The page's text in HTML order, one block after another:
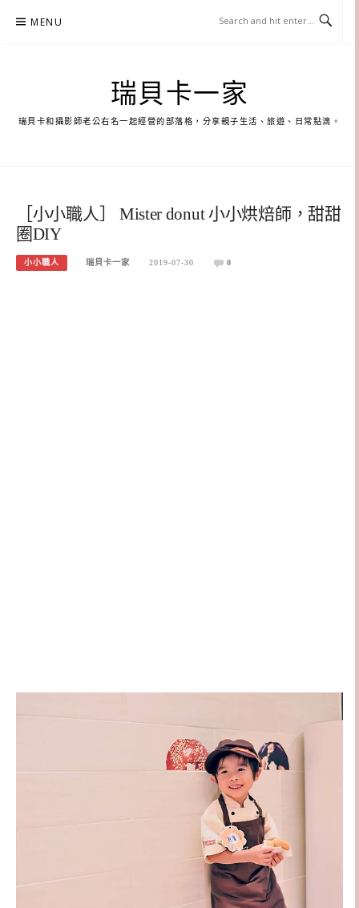
MENU
瑞貝卡一家
瑞貝卡和攝影師老公右名一起經營的部落格，分享親子生活、旅遊、日常點滴。
［小小職人］ Mister donut 小小烘焙師，甜甜
圈DIY
小小職人 瑞貝卡一家 2019-07-30 0